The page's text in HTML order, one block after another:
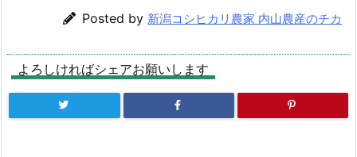
Posted by 新潟コシヒカリ農家 内山農産のチカ
よろしければシェアお願いします